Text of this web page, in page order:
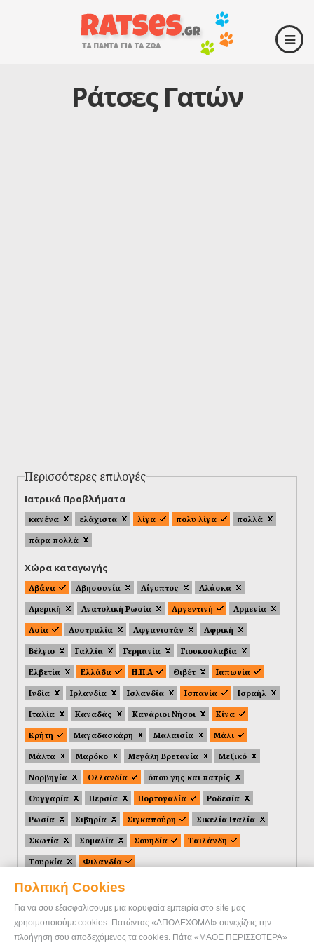
Πολιτική Cookies
Για να σου εξασφαλίσουμε μια κορυφαία εμπειρία στο site μας
χρησιμοποιούμε cookies. Πατώντας «ΑΠΟΔΕΧΟΜΑΙ» συνεχίζεις την
πλοήγηση σου αποδεχόμενος τα cookies. Πάτα «ΜΑΘΕ ΠΕΡΙΣΣΟΤΕΡΑ»
Ράτσες Γατών
Περισσότερες επιλογές
Ιατρικά Προβλήματα
κανένα ελάχιστα λίγα πολυ λίγα
πολλά
πάρα πολλά
Χώρα καταγωγής
Αβάνα Αβησσυνία Αίγυπτος
Αλάσκα
Αμερική
Ανατολική Ρωσία Αργεντινή
Αρμενία
Ασία
Αυστραλία Αφγανιστάν
Αφρική
Βέλγιο
Γαλλία Γερμανία
Γιουκοσλαβία
Ελβετία
Ελλάδα Η.Π.Α Θιβέτ
Ιαπωνία
Ινδία
Ιρλανδία Ισλανδία Ισπανία
Ισραήλ
Ιταλία
Καναδάς Κανάριοι Νήσοι
Κίνα
Κρήτη
Μαγαδασκάρη Μαλαισία
Μάλι
Μάλτα
Μαρόκο Μεγάλη Βρετανία
Μεξικό
Νορβηγία
Ολλανδία
όπου γης και πατρίς
Ουγγαρία
Περσία Πορτογαλία
Ροδεσία
Ρωσία
Σιβηρία Σιγκαπούρη
Σικελία Ιταλία
Σκωτία
Σομαλία Σουηδία
Ταιλάνδη
Τουρκία
Φιλανδία